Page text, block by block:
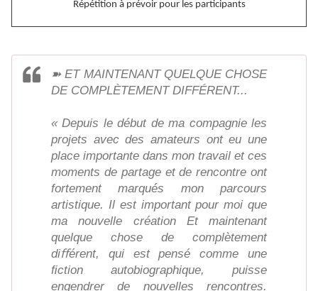
Répétition à prévoir pour les participants
➽ ET MAINTENANT QUELQUE CHOSE
DE COMPLÈTEMENT DIFFÉRENT...
« Depuis le début de ma compagnie les
projets avec des amateurs ont eu une
place importante dans mon travail et ces
moments de partage et de rencontre ont
fortement marqués mon parcours
artistique. Il est important pour moi que
ma nouvelle création Et maintenant
quelque chose de complètement
diﬀérent, qui est pensé comme une
ﬁction autobiographique, puisse
engendrer de nouvelles rencontres.